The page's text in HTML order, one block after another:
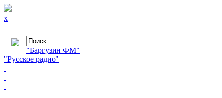
x
"Баргузин ФМ"
"Русское радио"